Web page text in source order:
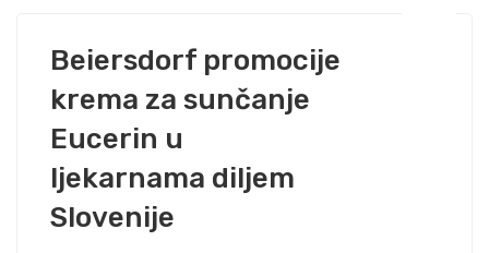
Beiersdorf promocije
krema za sunčanje
Eucerin u
ljekarnama diljem
Slovenije